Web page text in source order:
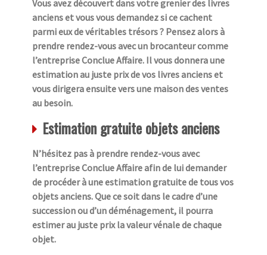
Vous avez découvert dans votre grenier des livres
anciens et vous vous demandez si ce cachent
parmi eux de véritables trésors ? Pensez alors à
prendre rendez-vous avec un brocanteur comme
l’entreprise Conclue Affaire. Il vous donnera une
estimation au juste prix de vos livres anciens et
vous dirigera ensuite vers une maison des ventes
au besoin.
Estimation gratuite objets anciens
N’hésitez pas à prendre rendez-vous avec
l’entreprise Conclue Affaire afin de lui demander
de procéder à une estimation gratuite de tous vos
objets anciens. Que ce soit dans le cadre d’une
succession ou d’un déménagement, il pourra
estimer au juste prix la valeur vénale de chaque
objet.